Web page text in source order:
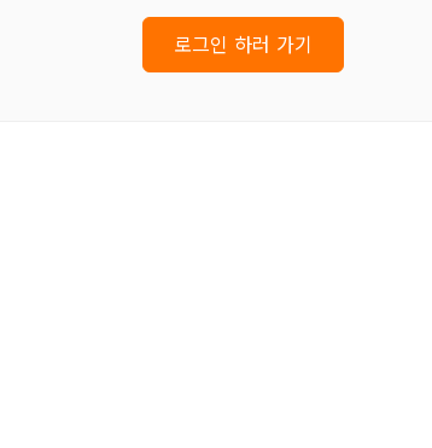
로그인 하러 가기